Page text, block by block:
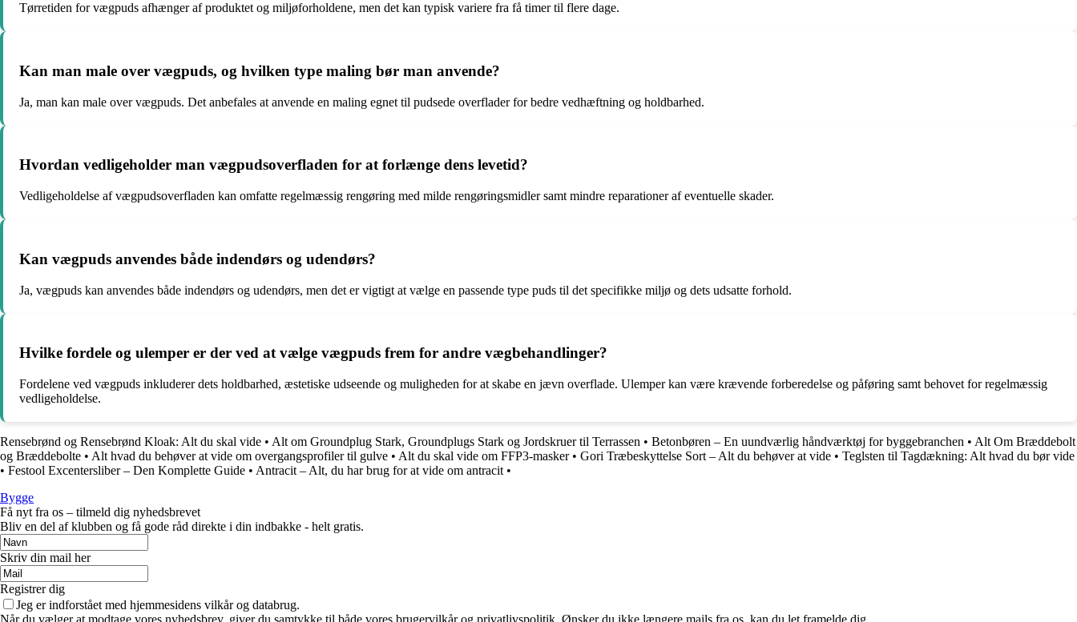
Tørretiden for vægpuds afhænger af produktet og miljøforholdene, men det kan typisk variere fra få timer til flere dage.
Kan man male over vægpuds, og hvilken type maling bør man anvende?
Ja, man kan male over vægpuds. Det anbefales at anvende en maling egnet til pudsede overflader for bedre vedhæftning og holdbarhed.
Hvordan vedligeholder man vægpudsoverfladen for at forlænge dens levetid?
Vedligeholdelse af vægpudsoverfladen kan omfatte regelmæssig rengøring med milde rengøringsmidler samt mindre reparationer af eventuelle skader.
Kan vægpuds anvendes både indendørs og udendørs?
Ja, vægpuds kan anvendes både indendørs og udendørs, men det er vigtigt at vælge en passende type puds til det specifikke miljø og dets udsatte forhold.
Hvilke fordele og ulemper er der ved at vælge vægpuds frem for andre vægbehandlinger?
Fordelene ved vægpuds inkluderer dets holdbarhed, æstetiske udseende og muligheden for at skabe en jævn overflade. Ulemper kan være krævende forberedelse og påføring samt behovet for regelmæssig
vedligeholdelse.
Rensebrønd og Rensebrønd Kloak: Alt du skal vide • Alt om Groundplug Stark, Groundplugs Stark og Jordskruer til Terrassen • Betonbøren – En uundværlig håndværktøj for byggebranchen • Alt Om Bræddebolt
og Bræddebolte • Alt hvad du behøver at vide om overgangsprofiler til gulve • Alt du skal vide om FFP3-masker• Gori Træbeskyttelse Sort – Alt du behøver at vide • Teglsten til Tagdækning: Alt hvad du bør vide
• Festool Excentersliber – Den Komplette Guide • Antracit – Alt, du har brug for at vide om antracit •
Bygge
Få nyt fra os – tilmeld dig nyhedsbrevet
Bliv en del af klubben og få gode råd direkte i din indbakke - helt gratis.
Skriv din mail her
Registrer dig
Jeg er indforstået med hjemmesidens vilkår og databrug.
Når du vælger at modtage vores nyhedsbrev, giver du samtykke til både vores brugervilkår og privatlivspolitik. Ønsker du ikke længere mails fra os, kan du let framelde dig.